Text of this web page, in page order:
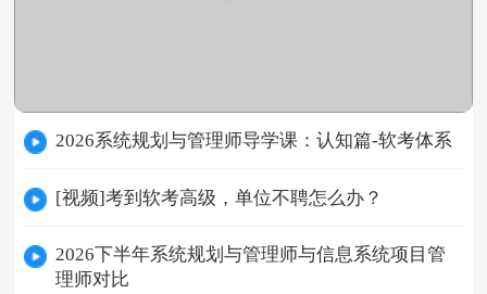
2026系统规划与管理师导学课：认知篇-软考体系
[视频]考到软考高级，单位不聘怎么办？
2026下半年系统规划与管理师与信息系统项目管
理师对比